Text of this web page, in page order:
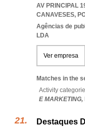
AV PRINCIPAL
CANAVESES,
Agências de
LDA
Ver empresa
Matches in the
Activity
E MARKETING,
Destaques